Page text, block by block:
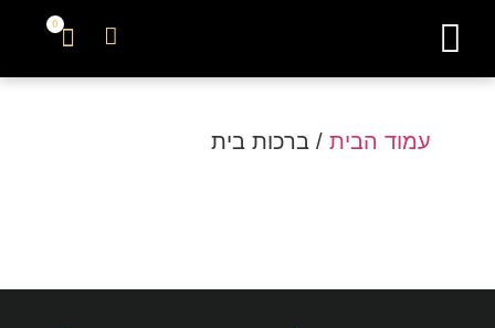
0
עמוד הבית / ברכות בית